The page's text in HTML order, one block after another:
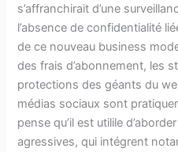
s’affranchirait d’une
l’absence de confidentialité
de ce nouveau business
des frais d’abonnement, les
protections des géants du
médias sociaux sont
pense qu’il est utilile
agressives, qui intégrent